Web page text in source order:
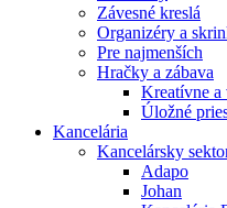
Závesné kreslá
Organizéry a
Pre najmenších
Hračky a zábava
Kreatívne a
Úložné
Kancelária
Kancelársky
Adapo
Johan